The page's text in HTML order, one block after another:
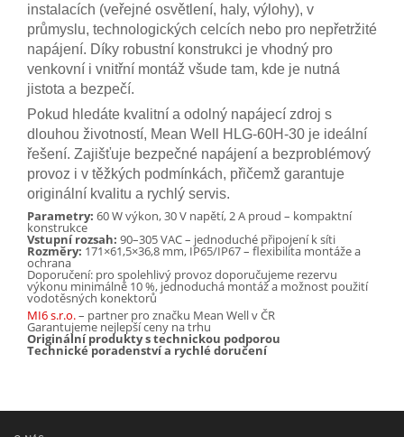
instalacích (veřejné osvětlení, haly, výlohy), v
průmyslu, technologických celcích nebo pro nepřetržité
napájení. Díky robustní konstrukci je vhodný pro
venkovní i vnitřní montáž všude tam, kde je nutná
jistota a bezpečí.
Pokud hledáte kvalitní a odolný napájecí zdroj s
dlouhou životností, Mean Well HLG-60H-30 je ideální
řešení. Zajišťuje bezpečné napájení a bezproblémový
provoz i v těžkých podmínkách, přičemž garantuje
originální kvalitu a rychlý servis.
Parametry: 60 W výkon, 30 V napětí, 2 A proud – kompaktní
konstrukce
Vstupní rozsah: 90–305 VAC – jednoduché připojení k síti
Rozměry: 171×61,5×36,8 mm, IP65/IP67 – flexibilita montáže a
ochrana
Doporučení: pro spolehlivý provoz doporučujeme rezervu
výkonu minimálně 10 %, jednoduchá montáž a možnost použití
vodotěsných konektorů
MI6 s.r.o.– partner pro značku Mean Well v ČR
Garantujeme nejlepší ceny na trhu
Originální produkty s technickou podporou
Technické poradenství a rychlé doručení